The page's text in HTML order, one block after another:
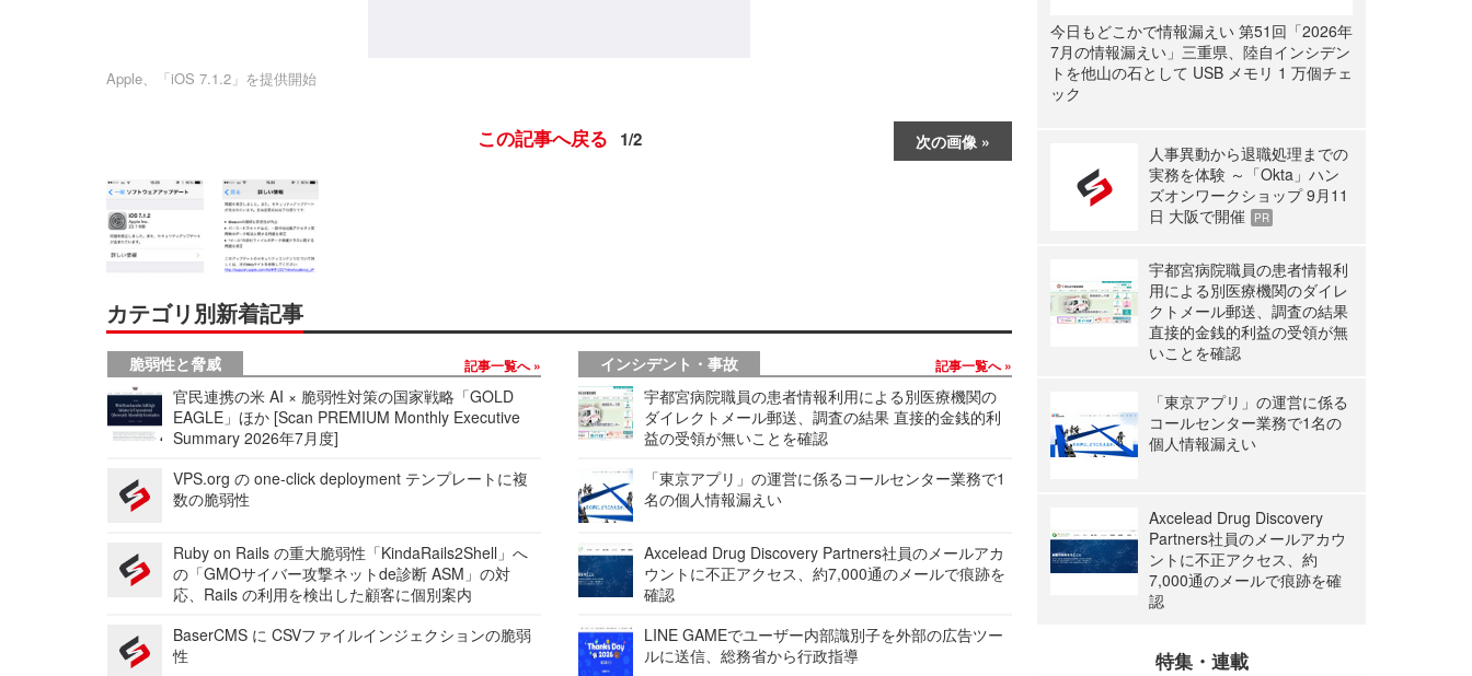
Apple、「iOS 7.1.2」を提供開始
次の画像
この記事へ戻る 1/2
カテゴリ別新着記事
脆弱性と脅威 記事一覧へ
官民連携の米 AI × 脆弱性対策の国家戦略「GOLD
EAGLE」ほか [Scan PREMIUM Monthly Executive
Summary 2026年7月度]
VPS.org の one-click deployment テンプレートに複
数の脆弱性
Ruby on Rails の重大脆弱性「KindaRails2Shell」へ
の「GMOサイバー攻撃ネットde診断 ASM」の対
応、Rails の利用を検出した顧客に個別案内
BaserCMS に CSVファイルインジェクションの脆弱
性
インシデント・事故 記事一覧へ
宇都宮病院職員の患者情報利用による別医療機関の
ダイレクトメール郵送、調査の結果 直接的金銭的利
益の受領が無いことを確認
「東京アプリ」の運営に係るコールセンター業務で1
名の個人情報漏えい
Axcelead Drug Discovery Partners社員のメールアカ
ウントに不正アクセス、約7,000通のメールで痕跡を
確認
LINE GAMEでユーザー内部識別子を外部の広告ツー
ルに送信、総務省から行政指導
今日もどこかで情報漏えい 第51回「2026年
7月の情報漏えい」三重県、陸自インシデン
トを他山の石として USB メモリ 1 万個チェ
ック
人事異動から退職処理までの
実務を体験 ～「Okta」ハン
ズオンワークショップ 9月11
日 大阪で開催
PR
宇都宮病院職員の患者情報利
用による別医療機関のダイレ
クトメール郵送、調査の結果
直接的金銭的利益の受領が無
いことを確認
「東京アプリ」の運営に係る
コールセンター業務で1名の
個人情報漏えい
Axcelead Drug Discovery
Partners社員のメールアカウ
ントに不正アクセス、約
7,000通のメールで痕跡を確
認
特集・連載